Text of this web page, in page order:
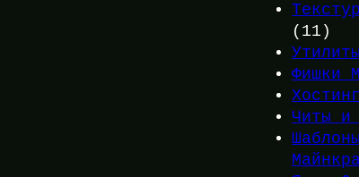
(11)
Фишки
Читы и